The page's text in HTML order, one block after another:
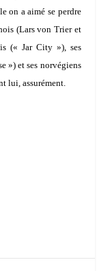
on a aimé se perdre
(Lars von Trieret
(« Jar City »), ses
») et ses norvégiens
lui, assurément.